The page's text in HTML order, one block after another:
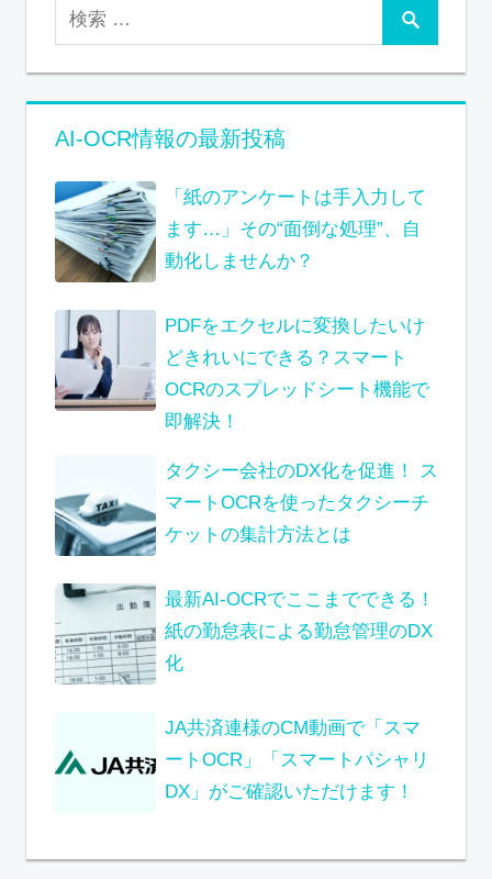
AI-OCR情報の最新投稿
「紙のアンケートは手入力して
ます…」その“面倒な処理”、自
動化しませんか？
PDFをエクセルに変換したいけ
どきれいにできる？スマート
OCRのスプレッドシート機能で
即解決！
タクシー会社のDX化を促進！ ス
マートOCRを使ったタクシーチ
ケットの集計方法とは
最新AI-OCRでここまでできる！
紙の勤怠表による勤怠管理のDX
化
JA共済連様のCM動画で「スマ
ートOCR」「スマートパシャリ
DX」がご確認いただけます！